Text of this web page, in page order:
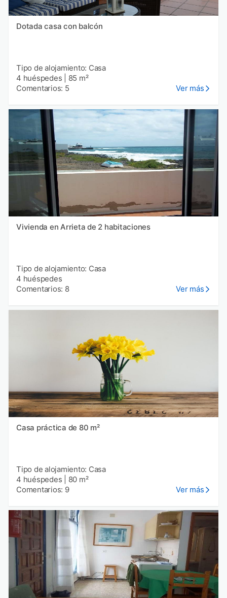
Dotada casa con balcón
Tipo de alojamiento: Casa
4 huéspedes
85 m²
Comentarios: 5
Ver más
Vivienda en Arrieta de 2 habitaciones
Tipo de alojamiento: Casa
4 huéspedes
Comentarios: 8
Ver más
Casa práctica de 80 m²
Tipo de alojamiento: Casa
4 huéspedes
80 m²
Comentarios: 9
Ver más